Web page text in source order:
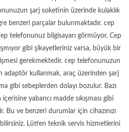
şarj soketinin üzerinde kulaklık
benzeri parçalar bulunmaktadır. cep
telefonunuz bilgisayarı görmüyor, Cep
gibi şikayetleriniz varsa, büyük bir
gerekmektedir. cep telefonunuzun
adaptör kullanmak, araç üzerinden şarj
gibi sebeplerden dolayı bozulur. Bazı
yabancı madde sıkışması gibi
Bu ve benzeri durumlar için cihazınızı
Lütfen teknik servis hizmetlerini